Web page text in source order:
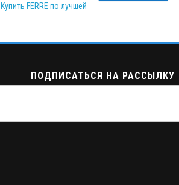
Купить FERRE по лучшей
ПОДПИСАТЬСЯ НА РАССЫЛКУ